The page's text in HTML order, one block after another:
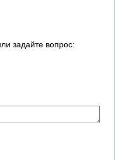
задайте вопрос: